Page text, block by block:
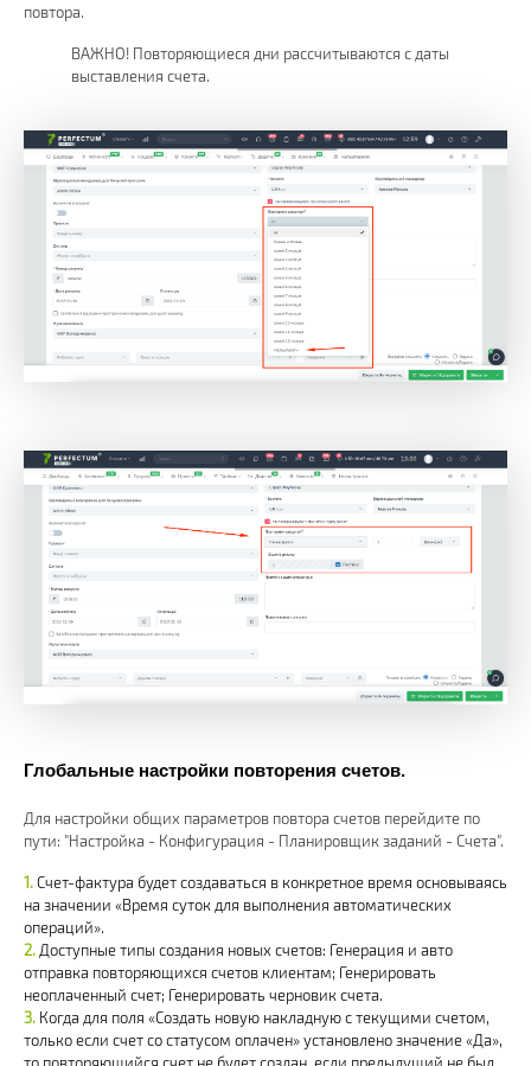
повтора.
ВАЖНО! Повторяющиеся дни рассчитываются с даты
выставления счета.
Глобальные настройки повторения счетов.
Для настройки общих параметров повтора счетов перейдите по
пути: "Настройка - Конфигурация - Планировщик заданий - Счета".
Счет-фактура будет создаваться в конкретное время основываясь
на значении «Время суток для выполнения автоматических
операций».
Доступные типы создания новых счетов: Генерация и авто
отправка повторяющихся счетов клиентам; Генерировать
неоплаченный счет; Генерировать черновик счета.
Когда для поля «Создать новую накладную с текущими счетом,
только если счет со статусом оплачен» установлено значение «Да»,